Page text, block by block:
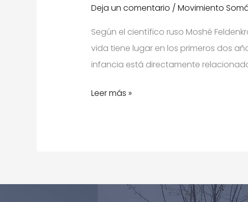
Deja un comentario / Movimiento
Según el científico ruso Moshé
vida tiene lugar en los primeros dos
infancia está directamente
La
Leer más »